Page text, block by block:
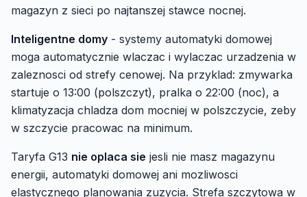
magazyn z sieci po najtanszej stawce nocnej.
Inteligentne domy - systemy automatyki domowej
moga automatycznie wlaczac i wylaczac urzadzenia w
zaleznosci od strefy cenowej. Na przyklad: zmywarka
startuje o 13:00 (polszczyt), pralka o 22:00 (noc), a
klimatyzacja chladza dom mocniej w polszczycie, zeby
w szczycie pracowac na minimum.
Taryfa G13 nie oplaca sie jesli nie masz magazynu
energii, automatyki domowej ani mozliwosci
elastycznego planowania zuzycia. Strefa szczytowa w